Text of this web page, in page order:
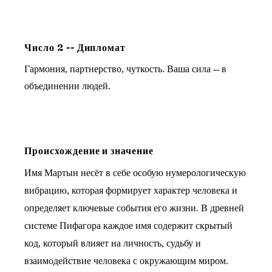
Число 2 -- Дипломат
Гармония, партнерство, чуткость. Ваша сила -- в
объединении людей.
Происхождение и значение
Имя Мартын несёт в себе особую нумерологическую
вибрацию, которая формирует характер человека и
определяет ключевые события его жизни. В древней
системе Пифагора каждое имя содержит скрытый
код, который влияет на личность, судьбу и
взаимодействие человека с окружающим миром.